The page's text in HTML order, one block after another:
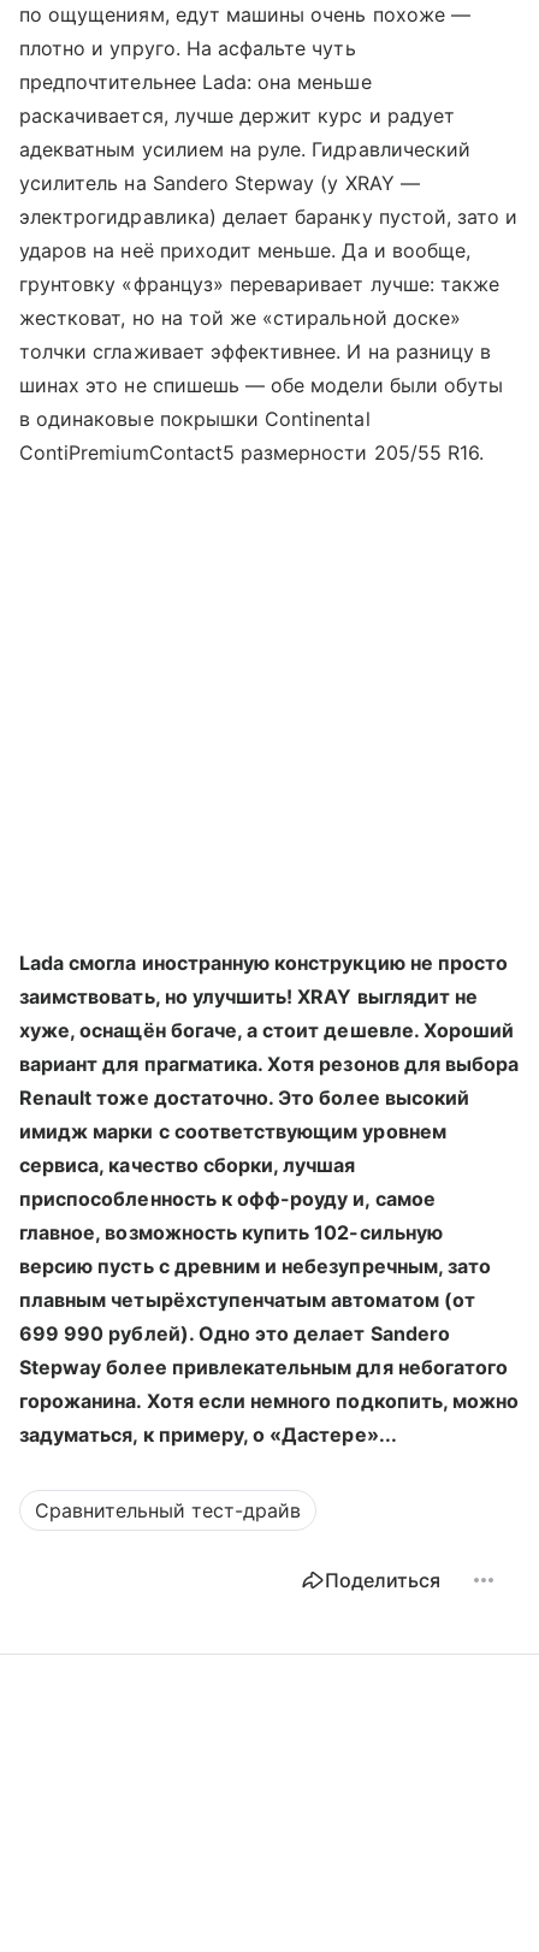
по ощущениям, едут машины очень похоже —
плотно и упруго. На асфальте чуть
предпочтительнее Lada: она меньше
раскачивается, лучше держит курс и радует
адекватным усилием на руле. Гидравлический
усилитель на Sandero Stepway (у XRAY —
электрогидравлика) делает баранку пустой, зато и
ударов на неё приходит меньше. Да и вообще,
грунтовку «француз» переваривает лучше: также
жестковат, но на той же «стиральной доске»
толчки сглаживает эффективнее. И на разницу в
шинах это не спишешь — обе модели были обуты
в одинаковые покрышки Continental
ContiPremiumContact5 размерности 205/55 R16.
Lada смогла иностранную конструкцию не просто
заимствовать, но улучшить!XRAY выглядит не
хуже, оснащён богаче, а стоит дешевле. Хороший
вариант для прагматика. Хотя резонов для выбора
Renault тоже достаточно. Это более высокий
имидж марки с соответствующим уровнем
сервиса, качество сборки, лучшая
приспособленность к офф-роуду и, самое
главное, возможность купить 102-сильную
версию пусть с древним и небезупречным, зато
плавным четырёхступенчатым автоматом (от
699 990 рублей). Одно это делает Sandero
Stepway более привлекательным для небогатого
горожанина. Хотя если немного подкопить, можно
задуматься, к примеру, о «Дастере»...
Сравнительный тест-драйв
Поделиться